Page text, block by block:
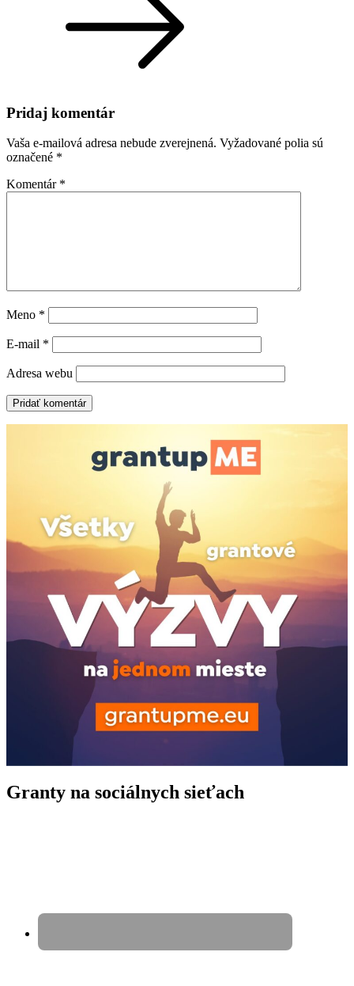
Pridaj komentár
Vaša e-mailová adresa nebude zverejnená. Vyžadované polia sú
označené *
Komentár *
Meno *
E-mail *
Adresa webu
Granty na sociálnych sieťach